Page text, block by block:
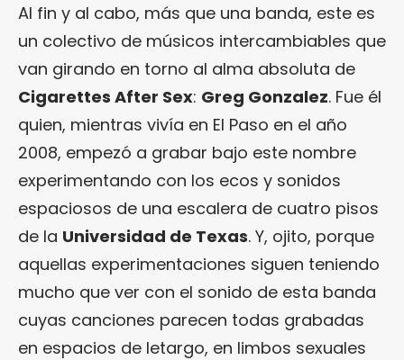
Al fin y al cabo, más que una banda, este es
un colectivo de músicos intercambiables que
van girando en torno al alma absoluta de
Cigarettes After Sex: Greg Gonzalez. Fue él
quien, mientras vivía en El Paso en el año
2008, empezó a grabar bajo este nombre
experimentando con los ecos y sonidos
espaciosos de una escalera de cuatro pisos
de la Universidad de Texas. Y, ojito, porque
aquellas experimentaciones siguen teniendo
mucho que ver con el sonido de esta banda
cuyas canciones parecen todas grabadas
en espacios de letargo, en limbos sexuales